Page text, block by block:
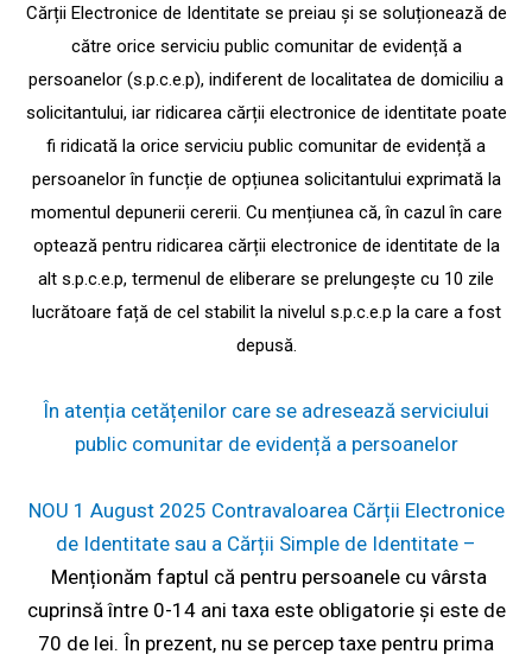
Cărții Electronice de Identitate se preiau și se soluționează de
către orice serviciu public comunitar de evidență a
persoanelor (s.p.c.e.p), indiferent de localitatea de domiciliu a
solicitantului, iar ridicarea cărții electronice de identitate poate
fi ridicată la orice serviciu public comunitar de evidență a
persoanelor în funcție de opțiunea solicitantului exprimată la
momentul depunerii cererii. Cu mențiunea că, în cazul în care
optează pentru ridicarea cărții electronice de identitate de la
alt s.p.c.e.p, termenul de eliberare se prelungește cu 10 zile
lucrătoare față de cel stabilit la nivelul s.p.c.e.p la care a fost
depusă.
În atenția cetățenilor care se adresează serviciului
public comunitar de evidență a persoanelor
NOU 1 August 2025 Contravaloarea Cărții Electronice
de Identitate sau a Cărții Simple de Identitate –
Menționăm faptul că pentru persoanele cu vârsta
cuprinsă între 0-14 ani taxa este obligatorie și este de
70 de lei. În prezent, nu se percep taxe pentru prima